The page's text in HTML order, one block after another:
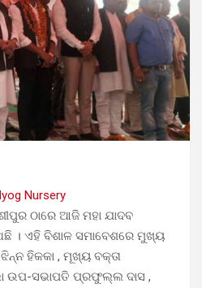
ଠାରେ ଆଜି ମହା ଯାଦବ
। ଏହି ବିଶାଳ ସମାବେଶରେ ମୁଖ୍ୟ
ହିକକା , ମୂଖ୍ୟ ବକ୍ତା
ଉପ-ସଭାପତି ପ୍ରଫୁଲ୍ଲ ଦାସ ,